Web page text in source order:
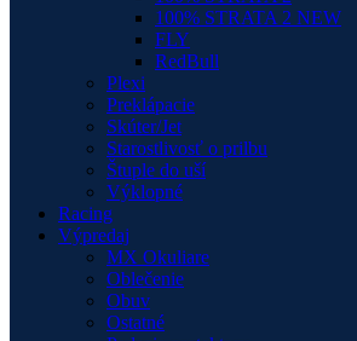
100% STRATA 2 NEW
FLY
RedBull
Plexi
Preklápacie
Skúter/Jet
Starostlivosť o prilbu
Štuple do uší
Výklopné
Racing
Výpredaj
MX Okuliare
Oblečenie
Obuv
Ostatné